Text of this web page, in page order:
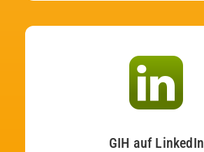
GIH auf LinkedIn